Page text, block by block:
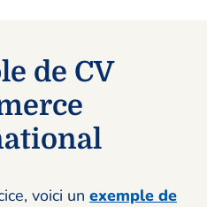
de CV
voici un exemple de